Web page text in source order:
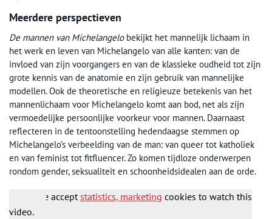
Meerdere perspectieven
De mannen van Michelangelobekijkt het mannelijk lichaam in
het werk en leven van Michelangelo van alle kanten: van de
invloed van zijn voorgangers en van de klassieke oudheid tot zijn
grote kennis van de anatomie en zijn gebruik van mannelijke
modellen. Ook de theoretische en religieuze betekenis van het
mannenlichaam voor Michelangelo komt aan bod, net als zijn
vermoedelijke persoonlijke voorkeur voor mannen. Daarnaast
reflecteren in de tentoonstelling hedendaagse stemmen op
Michelangelo’s verbeelding van de man: van queer tot katholiek
en van feminist tot fitfluencer. Zo komen tijdloze onderwerpen
rondom gender, seksualiteit en schoonheidsidealen aan de orde.
Please acceptstatistics, marketing cookies to watch this
video.